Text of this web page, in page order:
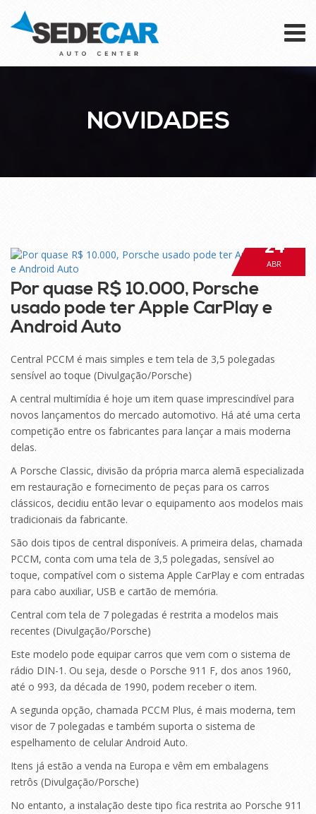
NOVIDADES
24
ABR
Por quase R$ 10.000, Porsche
usado pode ter Apple CarPlay e
Android Auto
Central PCCM é mais simples e tem tela de 3,5 polegadas
sensível ao toque (Divulgação/Porsche)
A central multimídia é hoje um item quase imprescindível para
novos lançamentos do mercado automotivo. Há até uma certa
competição entre os fabricantes para lançar a mais moderna
delas.
A Porsche Classic, divisão da própria marca alemã especializada
em restauração e fornecimento de peças para os carros
clássicos, decidiu então levar o equipamento aos modelos mais
tradicionais da fabricante.
São dois tipos de central disponíveis. A primeira delas, chamada
PCCM, conta com uma tela de 3,5 polegadas, sensível ao
toque, compatível com o sistema Apple CarPlay e com entradas
para cabo auxiliar, USB e cartão de memória.
Central com tela de 7 polegadas é restrita a modelos mais
recentes (Divulgação/Porsche)
Este modelo pode equipar carros que vem com o sistema de
rádio DIN-1. Ou seja, desde o Porsche 911 F, dos anos 1960,
até o 993, da década de 1990, podem receber o item.
A segunda opção, chamada PCCM Plus, é mais moderna, tem
visor de 7 polegadas e também suporta o sistema de
espelhamento de celular Android Auto.
Itens já estão a venda na Europa e vêm em embalagens
retrôs (Divulgação/Porsche)
No entanto, a instalação deste tipo fica restrita ao Porsche 911